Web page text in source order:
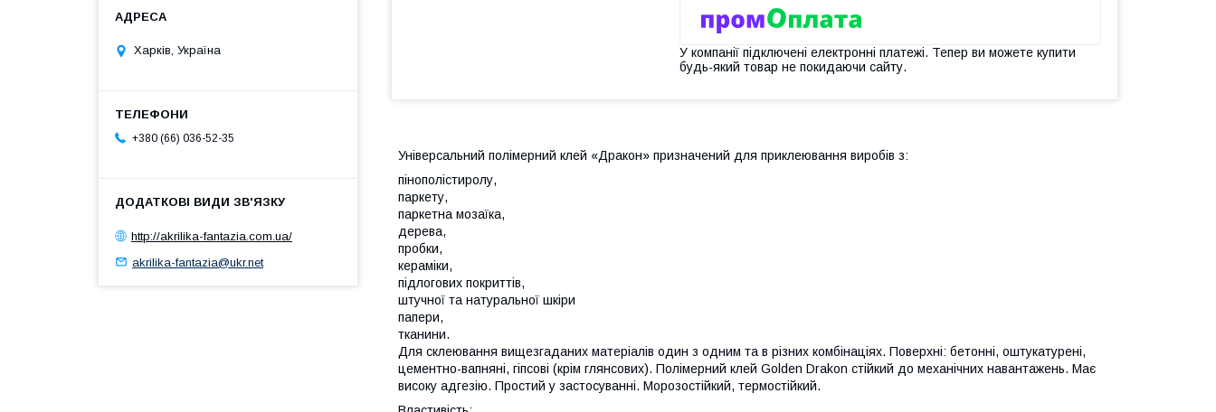
У компанії підключені електронні платежі. Тепер ви можете купити
будь-який товар не покидаючи сайту.
Універсальний полімерний клей «Дракон» призначений для приклеювання виробів з:
пінополістиролу,
паркету,
паркетна мозаїка,
дерева,
пробки,
кераміки,
підлогових покриттів,
штучної та натуральної шкіри
папери,
тканини.
Для склеювання вищезгаданих матеріалів один з одним та в різних комбінаціях. Поверхні: бетонні, оштукатурені,
цементно-вапняні, гіпсові (крім глянсових). Полімерний клей Golden Drakon стійкий до механічних навантажень. Має
високу адгезію. Простий у застосуванні. Морозостійкий, термостійкий.
Харків, Україна
+380 (66) 036-52-35
http://akrilika-fantazia.com.ua/
akrilika-fantazia@ukr.net